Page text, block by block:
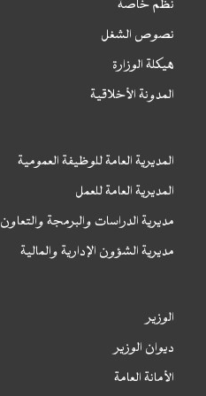
نظم خاصة
نصوص الشغل
هيكلة الوزارة
المدونة الأخلاقية
المديرية العامة للوظيفة العمومية
المديرية العامة للعمل
مديرية الدراسات والبرمجة والتعاون
مديرية الشؤون الإدارية والمالية
الوزير
ديوان الوزير
الأمانة العامة